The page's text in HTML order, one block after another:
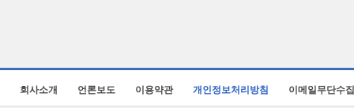
회사소개 언론보도 이용약관 개인정보처리방침 이메일무단수